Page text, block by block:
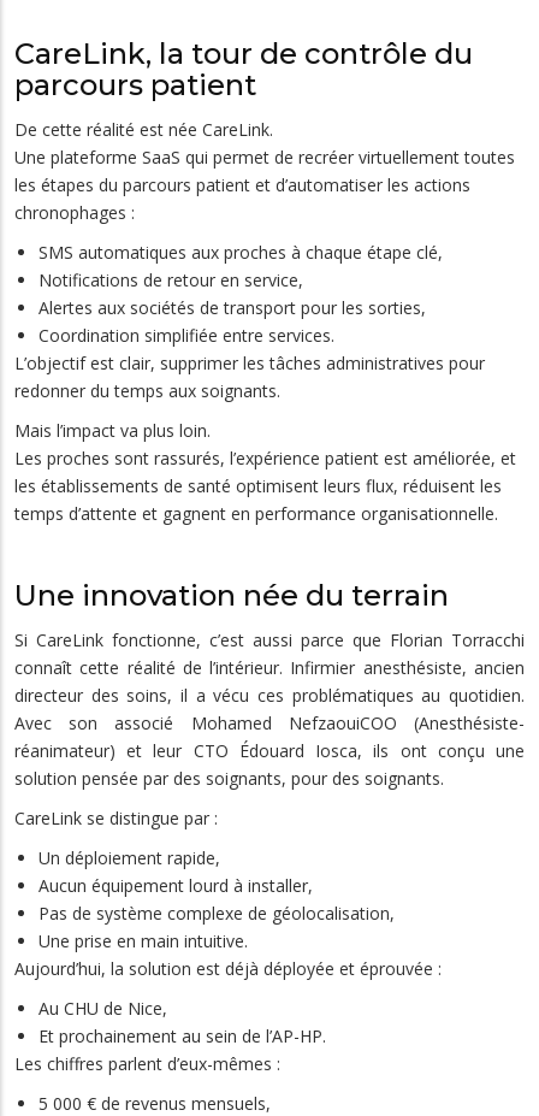
CareLink, la tour de contrôle du
parcours patient
De cette réalité est née CareLink.
Une plateforme SaaS qui permet de recréer virtuellement toutes
les étapes du parcours patient et d’automatiser les actions
chronophages :
SMS automatiques aux proches à chaque étape clé,
Notifications de retour en service,
Alertes aux sociétés de transport pour les sorties,
Coordination simplifiée entre services.
L’objectif est clair, supprimer les tâches administratives pour
redonner du temps aux soignants.
Mais l’impact va plus loin.
Les proches sont rassurés, l’expérience patient est améliorée, et
les établissements de santé optimisent leurs flux, réduisent les
temps d’attente et gagnent en performance organisationnelle.
Une innovation née du terrain
Si CareLink fonctionne, c’est aussi parce que Florian Torracchi
connaît cette réalité de l’intérieur. Infirmier anesthésiste, ancien
directeur des soins, il a vécu ces problématiques au quotidien.
Avec son associé Mohamed NefzaouiCOO (Anesthésiste-
réanimateur) et leur CTO Édouard Iosca, ils ont conçu une
solution pensée par des soignants, pour des soignants.
CareLink se distingue par :
Un déploiement rapide,
Aucun équipement lourd à installer,
Pas de système complexe de géolocalisation,
Une prise en main intuitive.
Aujourd’hui, la solution est déjà déployée et éprouvée :
Au CHU de Nice,
Et prochainement au sein de l’AP-HP.
Les chiffres parlent d’eux-mêmes :
5 000 € de revenus mensuels,